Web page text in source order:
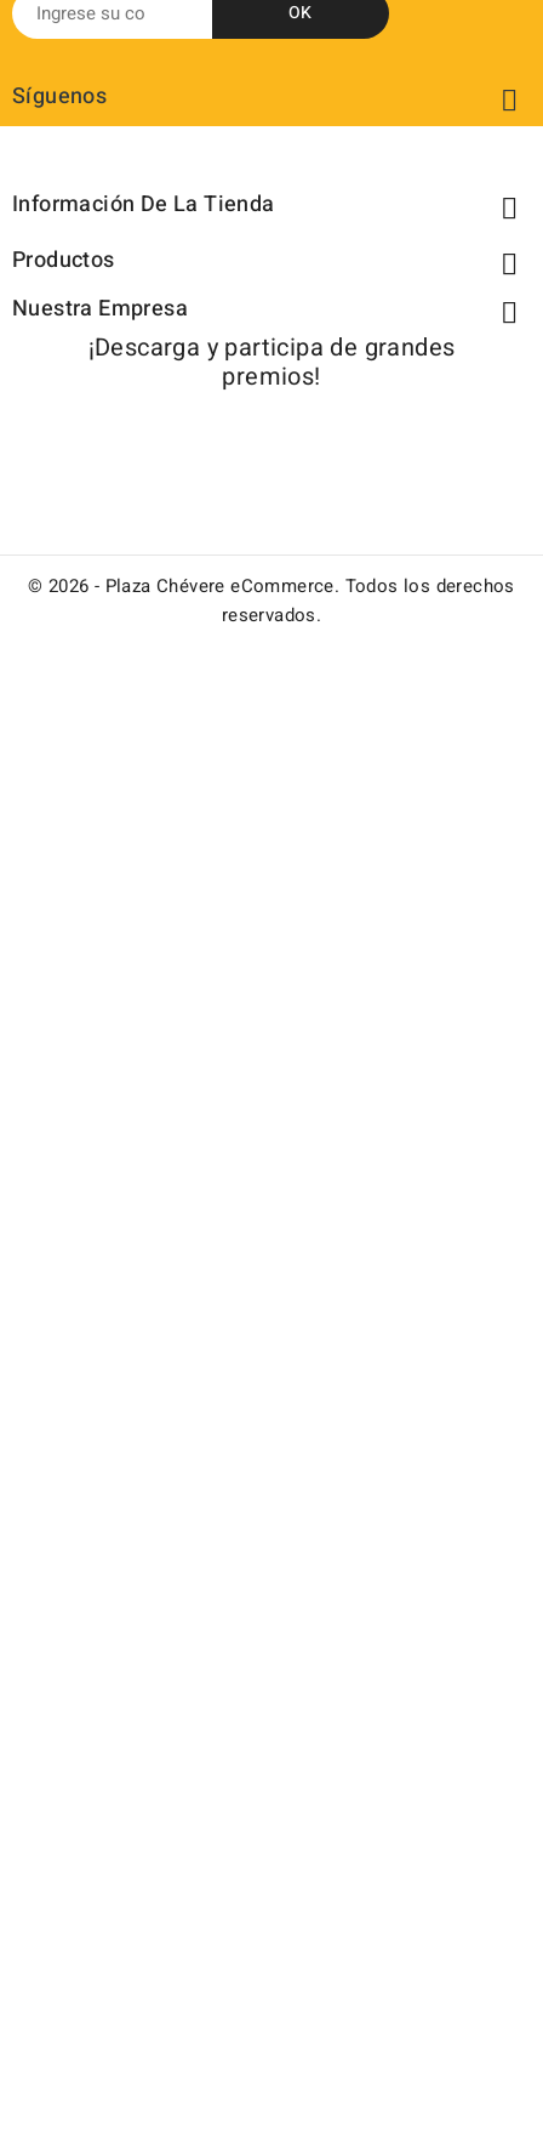
Síguenos 
Información De La Tienda 
Productos 
Nuestra Empresa 
¡Descarga y participa de grandes
premios!
© 2026 - Plaza Chévere eCommerce. Todos los derechos
reservados.